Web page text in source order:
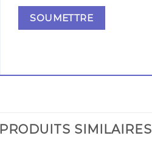
PRODUITS SIMILAIRES